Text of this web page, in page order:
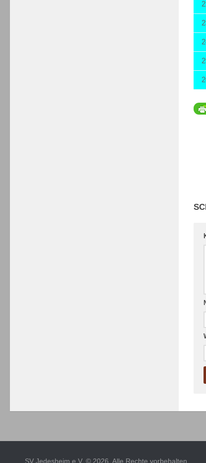
SV Jedesheim e.V. © 2026. Alle Rechte vorbehalten.